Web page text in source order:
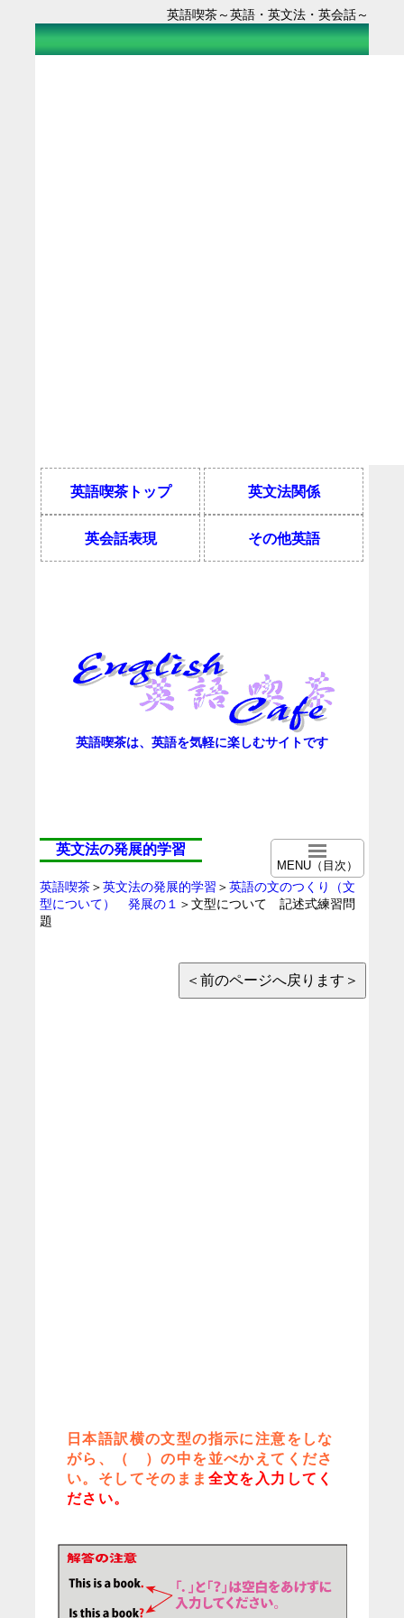
英語喫茶～英語・英文法・英会話～
英語喫茶トップ 英文法関係
英会話表現 その他英語
英語喫茶は、英語を気軽に楽しむサイトです
英文法の発展的学習
MENU（目次）
英語喫茶＞英文法の発展的学習 ＞英語の文のつくり（文
型について） 発展の１ ＞文型について 記述式練習問
題
日本語訳横の文型の指示に注意をしな
がら、（ ）の中を並べかえてくださ
い。そしてそのまま 全文を入力してく
ださい。